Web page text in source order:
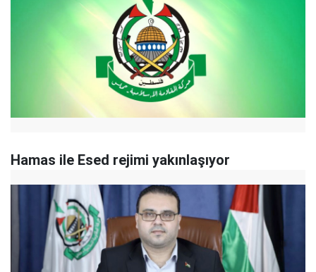
Hamas ile Esed rejimi yakınlaşıyor